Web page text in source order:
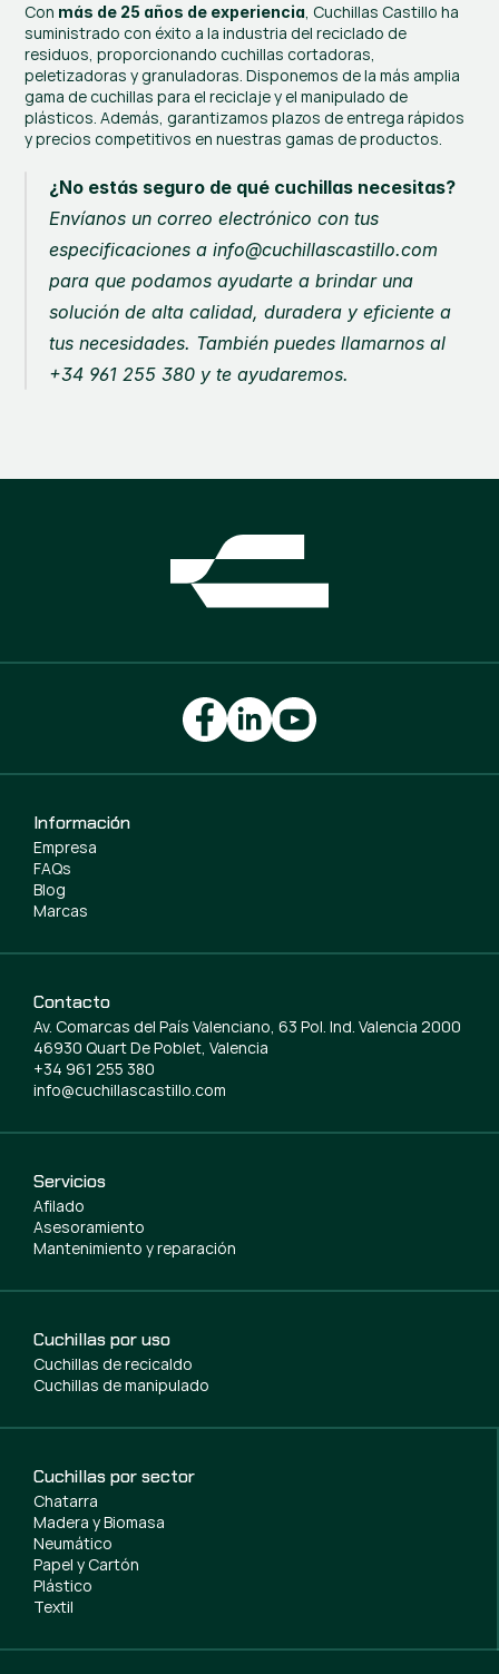
Con más de 25 años de experiencia, Cuchillas Castillo ha
suministrado con éxito a la industria del reciclado de
residuos, proporcionando cuchillas cortadoras,
peletizadoras y granuladoras. Disponemos de la más amplia
gama de cuchillas para el reciclaje y el manipulado de
plásticos. Además, garantizamos plazos de entrega rápidos
y precios competitivos en nuestras gamas de productos.
¿No estás seguro de qué cuchillas necesitas?
Envíanos un correo electrónico con tus
especificaciones a info@cuchillascastillo.com
para que podamos ayudarte a brindar una
solución de alta calidad, duradera y eficiente a
tus necesidades. También puedes llamarnos al
+34 961 255 380 y te ayudaremos.
Servicios
Afilado
Asesoramiento
Mantenimiento y reparación
Cuchillas por uso
Cuchillas de recicaldo
Cuchillas de manipulado
Cuchillas por sector
Chatarra
Madera y Biomasa
Neumático
Papel y Cartón
Plástico
Textil
Información
Empresa
FAQs
Blog
Marcas
Contacto
Av. Comarcas del País Valenciano, 63 Pol. Ind. Valencia 2000
46930 Quart De Poblet, Valencia
+34 961 255 380
info@cuchillascastillo.com